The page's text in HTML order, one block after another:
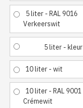
5 liter - RAL 9016
Verkeerswit
5 liter - kleur
10 liter - wit
10 liter - RAL 9001
Crémewit